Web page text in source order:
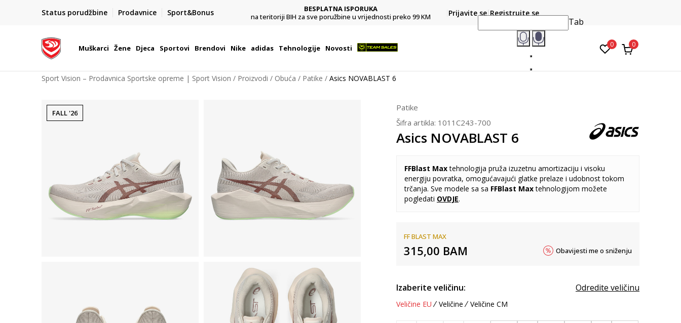
Status porudžbine Prodavnice Sport&Bonus
POZOVITE NAS NA : 055/490-400
Pon-Pet od 9h - 16h
BESPLATNA ISPORUKA
na teritoriji BIH za sve poružbine u vrijednosti preko 99 KM
Platite karticom online i preuzmite u prodavnici po vašem
Prijavite se Registrujte se
Muškarci Žene Djeca Sportovi Brendovi Nike adidas Tehnologije Novosti
Tab
0 0
Sport Vision – Prodavnica Sportske opreme | Sport Vision Proizvodi Obuća Patike Asics NOVABLAST 6
FALL '26
Patike
Šifra artikla: 1011C243-700
Asics NOVABLAST 6
FFBlast Maxtehnologija pruža izuzetnu amortizaciju i visoku
energiju povratka, omogućavajući glatke prelaze i udobnost tokom
trčanja. Sve modele sa sa FFBlast Maxtehnologijom možete
pogledati OVDJE.
FF BLAST MAX
315,00 BAM Obavijesti me o sniženju
Izaberite veličinu: Odredite veličinu
Veličine EU Veličine Veličine CM